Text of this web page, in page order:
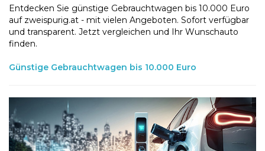
Entdecken Sie günstige Gebrauchtwagen bis 10.000 Euro
auf zweispurig.at - mit vielen Angeboten. Sofort verfügbar
und transparent. Jetzt vergleichen und Ihr Wunschauto
finden.
Günstige Gebrauchtwagen bis 10.000 Euro